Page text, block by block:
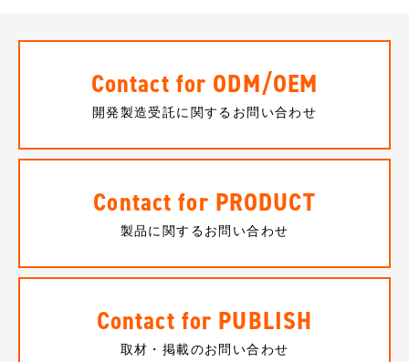
Contact for ODM/OEM
開発製造受託に関するお問い合わせ
Contact for PRODUCT
製品に関するお問い合わせ
Contact for PUBLISH
取材・掲載のお問い合わせ